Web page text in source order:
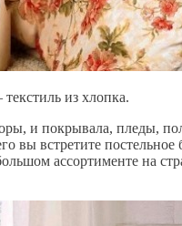
из хлопка.
и покрывала, пледы,
вы встретите
ассортименте на